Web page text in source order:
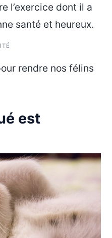
l’exercice dont il a
santé et heureux.
rendre nos félins
est